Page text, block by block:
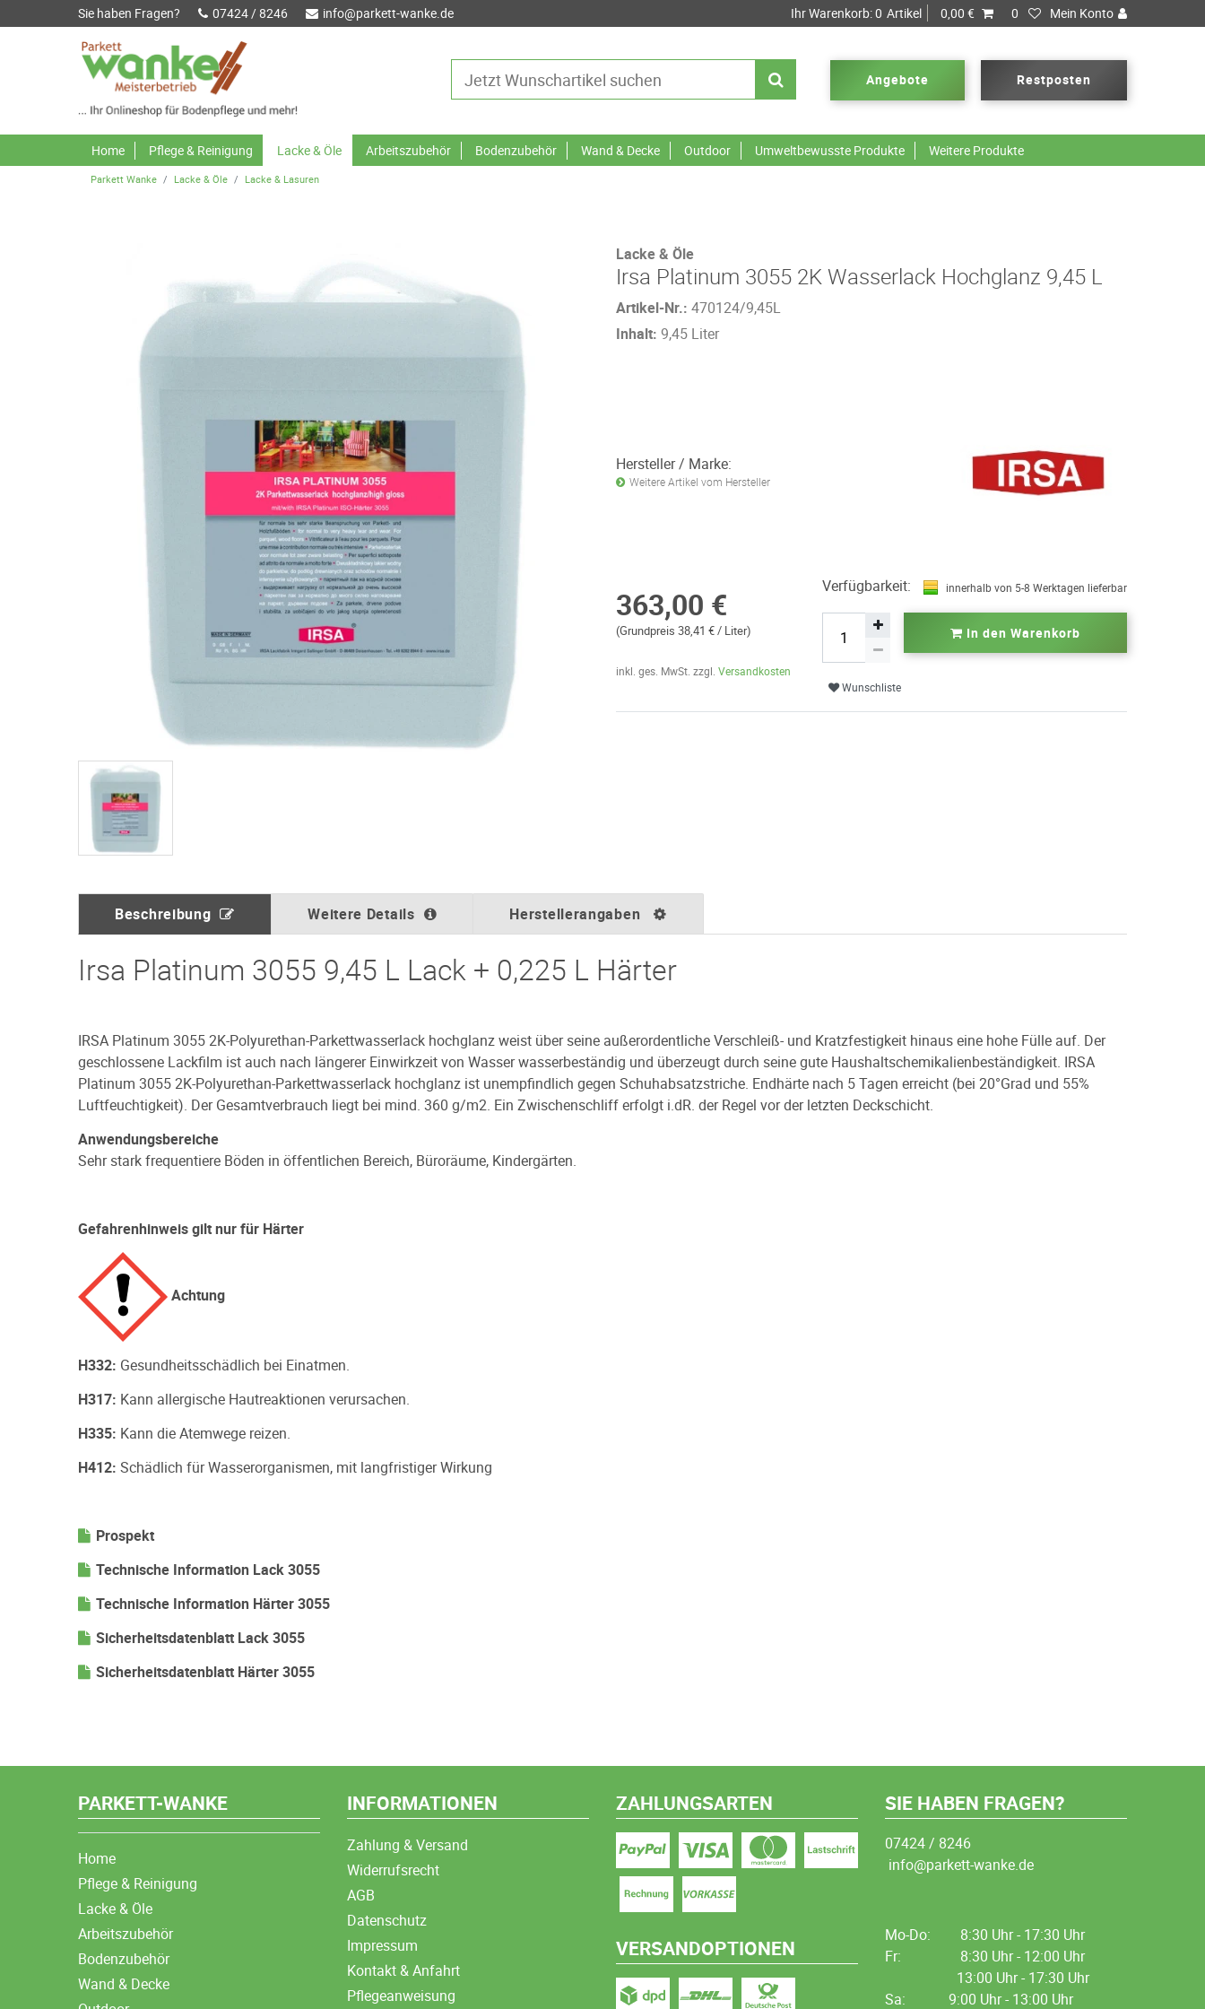
Sie haben Fragen? 07424 / 8246 info@parkett-wanke.de Mein Konto
0
Ihr Warenkorb:0 Artikel 0,00 €
Angebote Restposten
Home Pflege & Reinigung Lacke & Öle Arbeitszubehör Bodenzubehör Wand & Decke Outdoor Umweltbewusste Produkte Weitere Produkte
Parkett Wanke Lacke & Öle Lacke & Lasuren
Lacke & Öle
Irsa Platinum 3055 2K Wasserlack Hochglanz 9,45 L
Artikel-Nr.: 470124/9,45L
Inhalt: 9,45 Liter
Hersteller / Marke:
Weitere Artikel vom Hersteller
363,00 €
(Grundpreis 38,41 € / Liter)
inkl. ges. MwSt. zzgl. Versandkosten
Verfügbarkeit: innerhalb von 5-8 Werktagen lieferbar
In den Warenkorb
Wunschliste
Beschreibung Weitere Details Herstellerangaben
Irsa Platinum 3055 9,45 L Lack + 0,225 L Härter
IRSA Platinum 3055 2K-Polyurethan-Parkettwasserlack hochglanz weist über seine außerordentliche Verschleiß- und Kratzfestigkeit hinaus eine hohe Fülle auf. Der
geschlossene Lackfilm ist auch nach längerer Einwirkzeit von Wasser wasserbeständig und überzeugt durch seine gute Haushaltschemikalienbeständigkeit. IRSA
Platinum 3055 2K-Polyurethan-Parkettwasserlack hochglanz ist unempfindlich gegen Schuhabsatzstriche. Endhärte nach 5 Tagen erreicht (bei 20°Grad und 55%
Luftfeuchtigkeit). Der Gesamtverbrauch liegt bei mind. 360 g/m2. Ein Zwischenschliff erfolgt i.dR. der Regel vor der letzten Deckschicht.
Anwendungsbereiche
Sehr stark frequentiere Böden in öffentlichen Bereich, Büroräume, Kindergärten.
Gefahrenhinweis gilt nur für Härter
Achtung
H332: Gesundheitsschädlich bei Einatmen.
H317: Kann allergische Hautreaktionen verursachen.
H335: Kann die Atemwege reizen.
H412: Schädlich für Wasserorganismen, mit langfristiger Wirkung
Prospekt
Technische Information Lack 3055
Technische Information Härter 3055
Sicherheitsdatenblatt Lack 3055
Sicherheitsdatenblatt Härter 3055
PARKETT-WANKE
Home
Pflege & Reinigung
Lacke & Öle
Arbeitszubehör
Bodenzubehör
Wand & Decke
INFORMATIONEN
Zahlung & Versand
Widerrufsrecht
AGB
Datenschutz
Impressum
Kontakt & Anfahrt
Pflegeanweisung
ZAHLUNGSARTEN
VERSANDOPTIONEN
SIE HABEN FRAGEN?
07424 / 8246
info@parkett-wanke.de
Mo-Do:
8:30 Uhr - 17:30 Uhr
Fr:
8:30 Uhr - 12:00 Uhr
13:00 Uhr - 17:30 Uhr
Sa: 9:00 Uhr - 13:00 Uhr